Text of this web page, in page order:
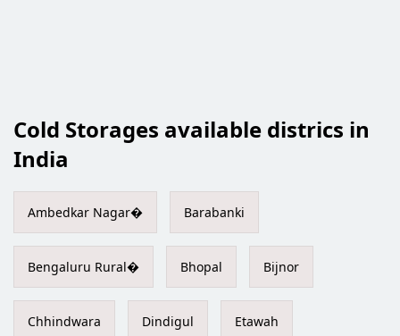
Cold Storages available districs in
India
Ambedkar Nagar� Barabanki
Bengaluru Rural� Bhopal Bijnor
Chhindwara Dindigul Etawah